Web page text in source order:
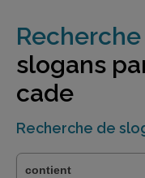
slogans
cade
Recherche de